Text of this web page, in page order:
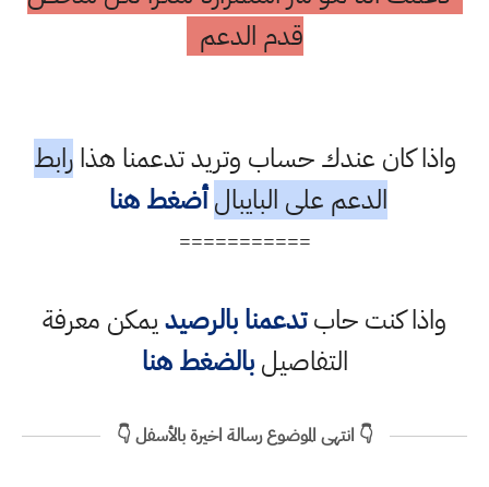
قدم الدعم
واذا كان عندك حساب وتريد تدعمنا هذارابط
الدعم على البايبال أضغط هنا
===========
واذا كنت حابتدعمنا بالرصيديمكن معرفة
التفاصيلبالضغط هنا
👇 انتهى الموضوع رسالة اخيرة بالأسفل 👇